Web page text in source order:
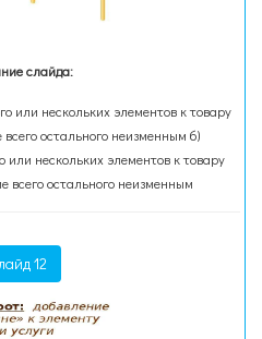
слайда:
или нескольких элементов к товару
остального неизменным б)
или нескольких элементов к товару
всего остального неизменным
12